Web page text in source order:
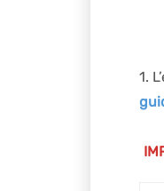
1.